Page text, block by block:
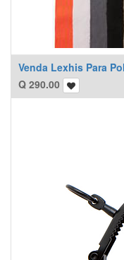
Venda Lexhis Para
Q 290.00